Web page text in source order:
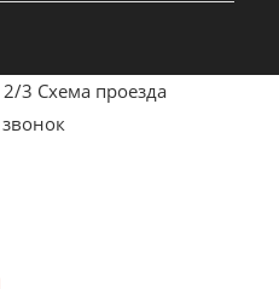
2/3 Схема проезда